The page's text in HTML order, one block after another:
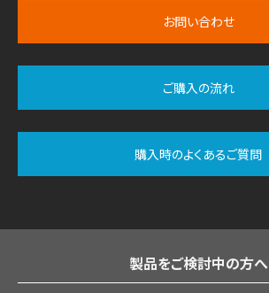
お問い合わせ
ご購入の流れ
購入時のよくあるご質問
製品をご検討中の方へ